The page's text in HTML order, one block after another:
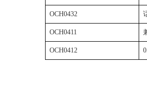
OCH0432
OCH0411
OCH0412